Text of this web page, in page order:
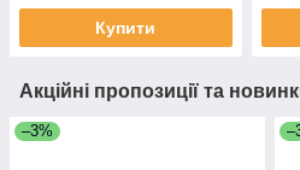
Купити
Акційні пропозиції та
–3%